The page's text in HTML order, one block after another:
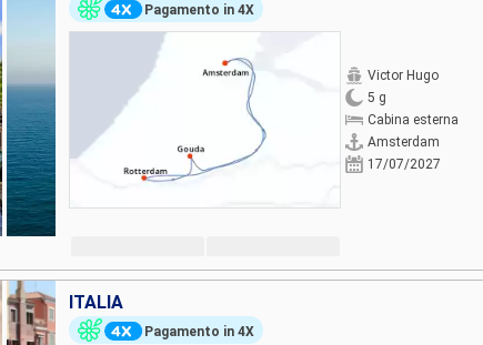
Pagamento in 4X
Victor Hugo
5 g
Cabina esterna
Amsterdam
17/07/2027
ITALIA
Pagamento in 4X